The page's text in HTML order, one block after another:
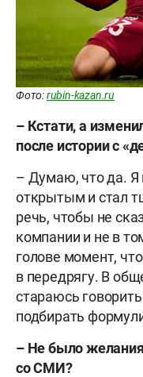
Фото:rubin-kazan.ru
– Кстати, а
после истории с
– Думаю, что да. Я
открытым и стал
речь, чтобы не
компании и не в
голове момент,
в передрягу. В
стараюсь
подбирать
– Не было
со СМИ?